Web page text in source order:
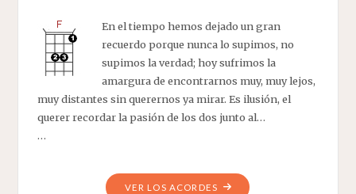
En el tiempo hemos dejado un gran
recuerdo porque nunca lo supimos, no
supimos la verdad; hoy sufrimos la
amargura de encontrarnos muy, muy lejos,
muy distantes sin querernos ya mirar. Es ilusión, el
querer recordar la pasión de los dos junto al…
…
VER LOS ACORDES"ES